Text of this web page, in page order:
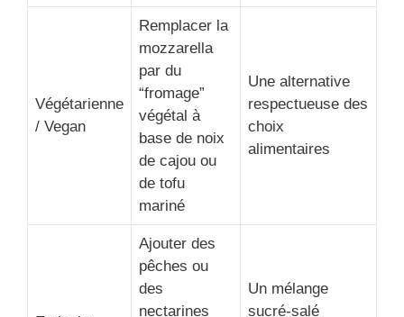
Végétarienne
/ Vegan
Remplacer la
mozzarella
par du
“fromage”
végétal à
base de noix
de cajou ou
de tofu
mariné
Une alternative
respectueuse des
choix
alimentaires
Ajouter des
pêches ou
des
nectarines
Un mélange
sucré-salé